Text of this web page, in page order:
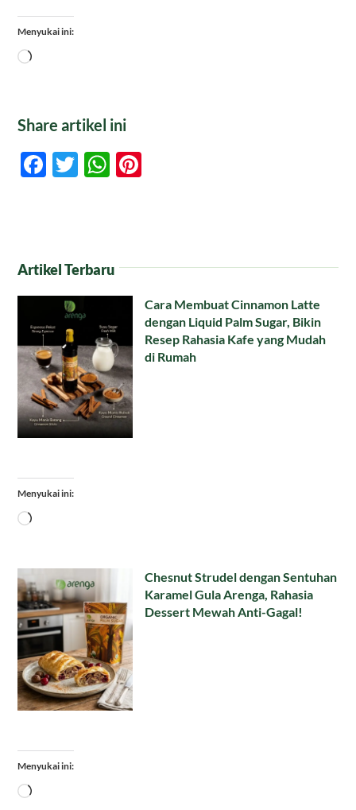
Menyukai ini:
Memuat...
Share artikel ini
Facebook
TwitterWhatsApp
Artikel Terbaru
Cara Membuat Cinnamon Latte
dengan Liquid Palm Sugar, Bikin
Resep Rahasia Kafe yang Mudah
di Rumah
Menyukai ini:
Memuat...
Chesnut Strudel dengan Sentuhan
Karamel Gula Arenga, Rahasia
Dessert Mewah Anti-Gagal!
Menyukai ini:
Memuat...